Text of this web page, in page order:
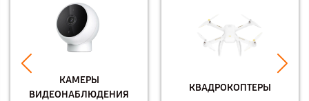
КАМЕРЫ
ВИДЕОНАБЛЮДЕНИЯ
КВАДРОКОПТЕРЫ